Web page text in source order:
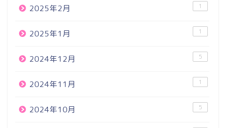
2025年2月 1
2025年1月 1
2024年12月 5
2024年11月 1
2024年10月 5